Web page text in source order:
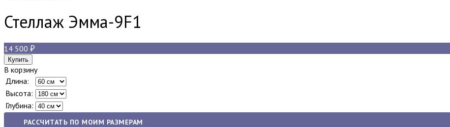
Стеллаж Эмма-9F1
14 500
В корзину
Длина:
Высота:
Глубина:
РАССЧИТАТЬ ПО МОИМ РАЗМЕРАМ